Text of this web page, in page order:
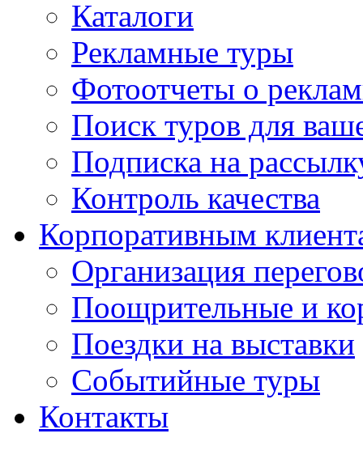
Каталоги
Рекламные туры
Фотоотчеты о
Поиск туров для
Подписка на
Контроль качества
Корпоративным
Организация
Поощрительные и
Поездки на выставки
Событийные туры
Контакты